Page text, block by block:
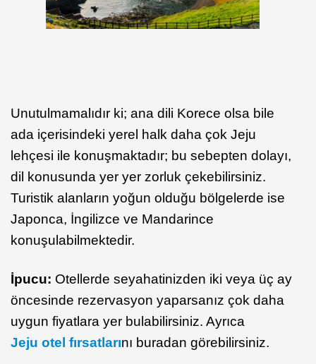
Unutulmamalıdır ki; ana dili Korece olsa bile
ada içerisindeki yerel halk daha çok Jeju
lehçesi ile konuşmaktadır; bu sebepten dolayı,
dil konusunda yer yer zorluk çekebilirsiniz.
Turistik alanların yoğun olduğu bölgelerde ise
Japonca, İngilizce ve Mandarince
konuşulabilmektedir.
İpucu: Otellerde seyahatinizden iki veya üç ay
öncesinde rezervasyon yaparsanız çok daha
uygun fiyatlara yer bulabilirsiniz. Ayrıca
Jeju otel fırsatlarını buradan görebilirsiniz.